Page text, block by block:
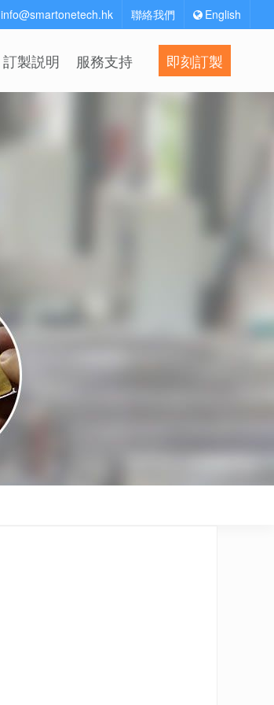
info@smartonetech.hk 聯絡我們 English
訂製説明 服務支持 即刻訂製